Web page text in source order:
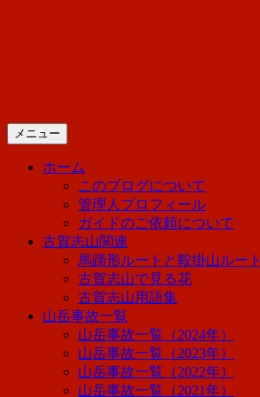
へ
スメニュー
ホーム
このブログについて
管理人プロフィール
ガイドのご依頼について
古賀志山関連
馬蹄形ルートと鞍掛山ルート
古賀志山で見る花
古賀志山用語集
山岳事故一覧
山岳事故一覧（2024年）
山岳事故一覧（2023年）
山岳事故一覧（2022年）
山岳事故一覧（2021年）